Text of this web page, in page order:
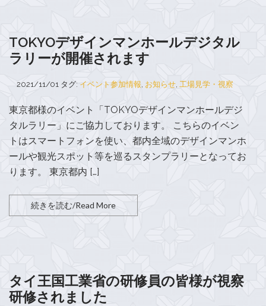
TOKYOデザインマンホールデジタル
ラリーが開催されます
2021/11/01 タグ: イベント参加情報, お知らせ, 工場見学・視察
東京都様のイベント「TOKYOデザインマンホールデジ
タルラリー」にご協力しております。 こちらのイベン
トはスマートフォンを使い、都内全域のデザインマンホ
ールや観光スポット等を巡るスタンプラリーとなってお
ります。 東京都内 […]
続きを読む/Read More
タイ王国工業省の研修員の皆様が視察
研修されました